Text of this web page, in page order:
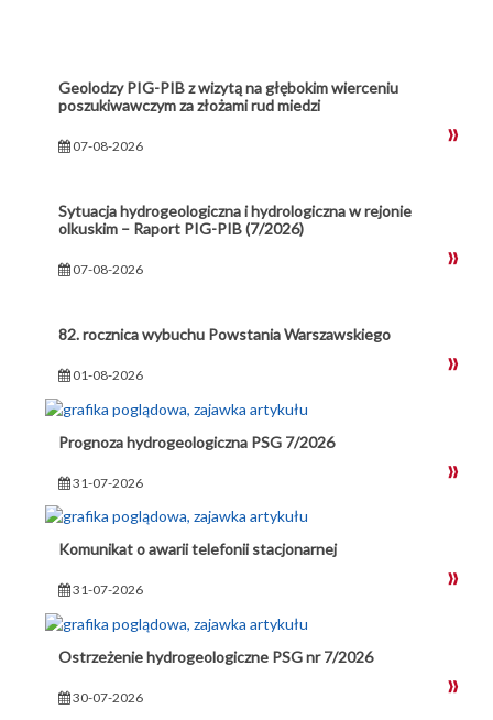
Geolodzy PIG-PIB z wizytą na głębokim wierceniu
poszukiwawczym za złożami rud miedzi
07-08-2026
Sytuacja hydrogeologiczna i hydrologiczna w rejonie
olkuskim – Raport PIG-PIB (7/2026)
07-08-2026
82. rocznica wybuchu Powstania Warszawskiego
01-08-2026
Prognoza hydrogeologiczna PSG 7/2026
31-07-2026
Komunikat o awarii telefonii stacjonarnej
31-07-2026
Ostrzeżenie hydrogeologiczne PSG nr 7/2026
30-07-2026